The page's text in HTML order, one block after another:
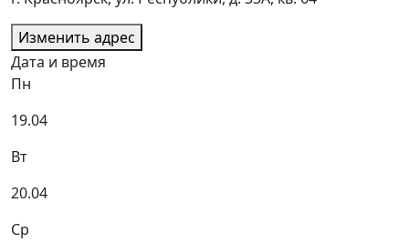
Изменить адрес
Дата и время
Пн
19.04
Вт
20.04
Ср